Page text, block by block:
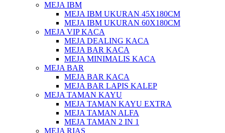
MEJA IBM
MEJA IBM UKURAN 45X180CM
MEJA IBM UKURAN 60X180CM
MEJA VIP KACA
MEJA DEALING KACA
MEJA BAR KACA
MEJA MINIMALIS KACA
MEJA BAR
MEJA BAR KACA
MEJA BAR LAPIS KALEP
MEJA TAMAN KAYU
MEJA TAMAN KAYU EXTRA
MEJA TAMAN ALFA
MEJA TAMAN 2 IN 1
MEJA RIAS